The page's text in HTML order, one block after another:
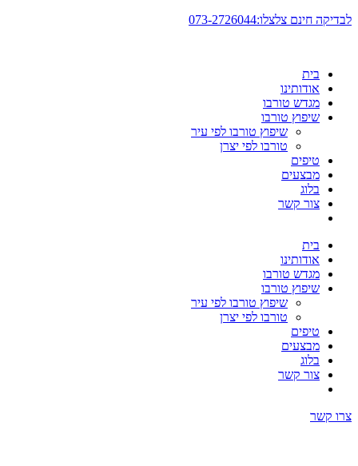
דלג
לבדיקה חינם צלצלו:073-2726044
בית
אודותינו
מגדש טורבו
שיפוץ טורבו
שיפוץ טורבו לפי עיר
טורבו לפי יצרן
טיפים
מבצעים
בלוג
צור קשר
בית
אודותינו
מגדש טורבו
שיפוץ טורבו
שיפוץ טורבו לפי עיר
טורבו לפי יצרן
טיפים
מבצעים
בלוג
צור קשר
צרו קשר